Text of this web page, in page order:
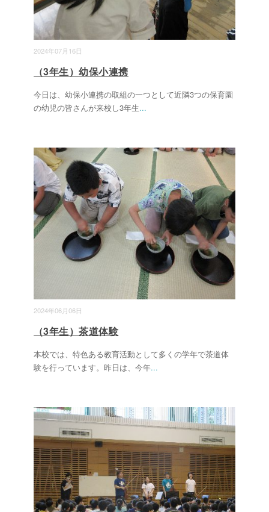
2024年07月16日
（3年生）幼保小連携
今日は、幼保小連携の取組の一つとして近隣3つの保育園
の幼児の皆さんが来校し3年生...
2024年06月06日
（3年生）茶道体験
本校では、特色ある教育活動として多くの学年で茶道体
験を行っています。昨日は、今年...